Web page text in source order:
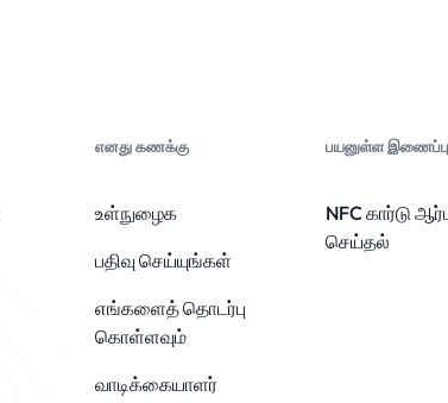
எனது கணக்கு
உள்நுழைக
பதிவு செய்யுங்கள்
எங்களைத் தொடர்பு
கொள்ளவும்
வாடிக்கையாளர்
பயனுள்ள
NFC கார்டு
செய்தல்